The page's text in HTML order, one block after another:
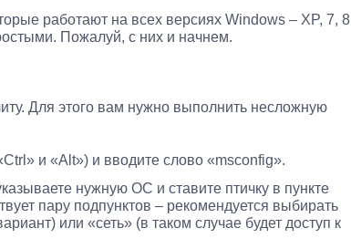
работают на всех версиях Windows – XP, 7, 8
Пожалуй, с них и начнем.
Для этого вам нужно выполнить несложную
и «Alt») и вводите слово «msconfig».
нужную ОС и ставите птичку в пункте
пару подпунктов – рекомендуется выбирать
или «сеть» (в таком случае будет доступ к